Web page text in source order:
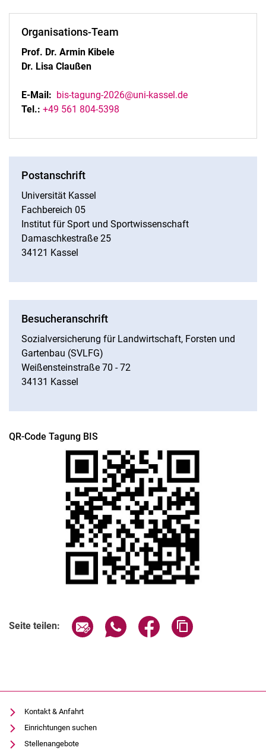
Organisations-Team
Prof. Dr. Armin Kibele
Dr. Lisa Claußen
E-Mail: bis-tagung-2026@uni-kassel.de
Tel.: +49 561 804-5398
Postanschrift
Universität Kassel
Fachbereich 05
Institut für Sport und Sportwissenschaft
Damaschkestraße 25
34121 Kassel
Besucheranschrift
Sozialversicherung für Landwirtschaft, Forsten und
Gartenbau (SVLFG)
Weißensteinstraße 70 - 72
34131 Kassel
QR-Code Tagung BIS
Seite teilen: Seite über E-Mail teilen
Seite über WhatsApp teilen
Seite über Facebook
Kontakt & Anfahrt
Einrichtungen suchen
Stellenangebote